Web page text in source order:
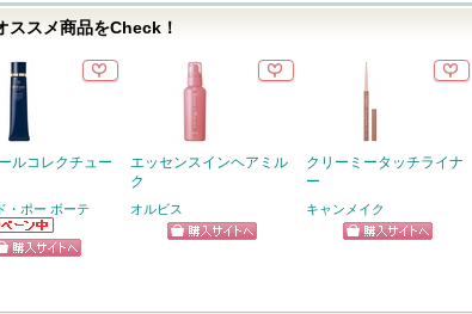
ススメ商品をCheck！
ルコレクチュー
・ポー ボーテ
・ポー
らのお
エッセンスインヘアミル
ク
オルビス
クリーミータッチライナ
ー
キャンメイク